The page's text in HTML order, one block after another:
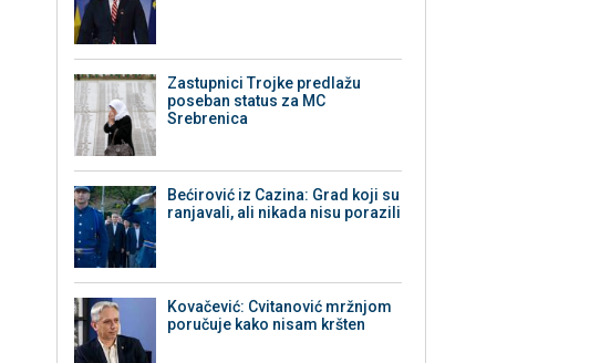
Zastupnici Trojke predlažu
poseban status za MC
Srebrenica
Bećirović iz Cazina: Grad koji su
ranjavali, ali nikada nisu porazili
Kovačević: Cvitanović mržnjom
poručuje kako nisam kršten